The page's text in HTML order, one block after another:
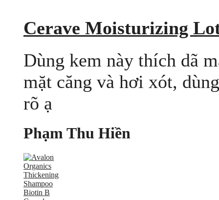
Cerave Moisturizing
Dùng kem này thích dã
mặt căng và hơi xót,
rõ ạ
Phạm Thu Hiền